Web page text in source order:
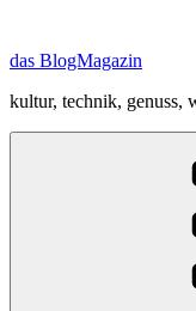
springen
das BlogMagazin
kultur, technik, genuss,